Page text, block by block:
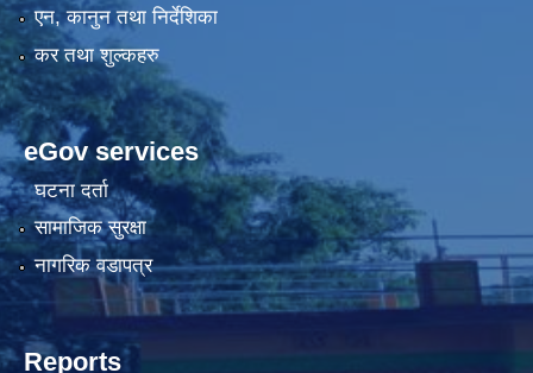
एन, कानुन तथा निर्देशिका
कर तथा शुल्कहरु
eGov services
घटना दर्ता
सामाजिक सुरक्षा
नागरिक वडापत्र
Reports